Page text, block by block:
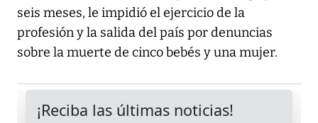
seis meses, le impidió el ejercicio de la
profesión y la salida del país por denuncias
sobre la muerte de cinco bebés y una mujer.